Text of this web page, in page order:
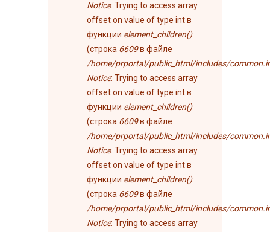
Notice: Trying to access array
offset on value of type int в
функции element_children()
(строка 6609в файле
/home/prportal/public_html/includes/
Notice: Trying to access array
offset on value of type int в
функции element_children()
(строка 6609в файле
/home/prportal/public_html/includes/
Notice: Trying to access array
offset on value of type int в
функции element_children()
(строка 6609в файле
/home/prportal/public_html/includes/
Notice: Trying to access array